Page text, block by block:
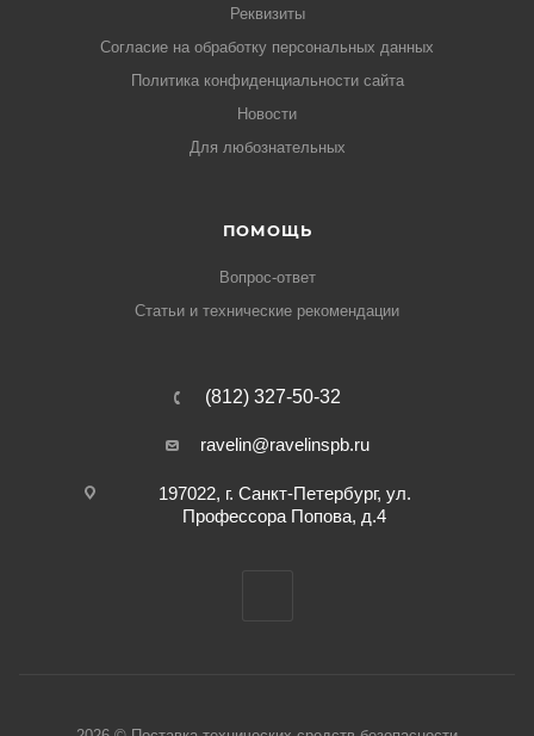
Реквизиты
Согласие на обработку персональных данных
Политика конфиденциальности сайта
Новости
Для любознательных
ПОМОЩЬ
Вопрос-ответ
Статьи и технические рекомендации
(812) 327-50-32
ravelin@ravelinspb.ru
197022, г. Санкт-Петербург, ул.
Профессора Попова, д.4